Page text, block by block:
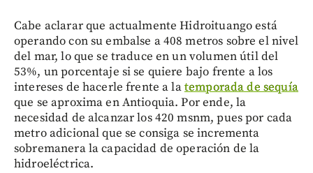
Cabe aclarar que actualmente Hidroituango está
operando con su embalse a 408 metros sobre el nivel
del mar, lo que se traduce en un volumen útil del
53%, un porcentaje si se quiere bajo frente a los
intereses de hacerle frente a latemporada de sequía
que se aproxima en Antioquia. Por ende, la
necesidad de alcanzar los 420 msnm, pues por cada
metro adicional que se consiga se incrementa
sobremanera la capacidad de operación de la
hidroeléctrica.